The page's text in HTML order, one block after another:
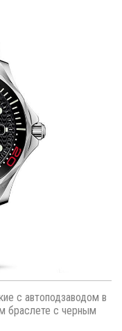
с автоподзаводом в
браслете с черным